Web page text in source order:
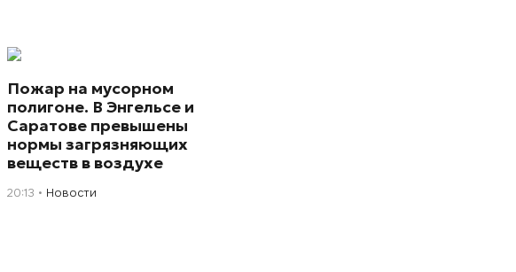
Пожар на мусорном
полигоне. В Энгельсе и
Саратове превышены
нормы загрязняющих
веществ в воздухе
20:13 Новости